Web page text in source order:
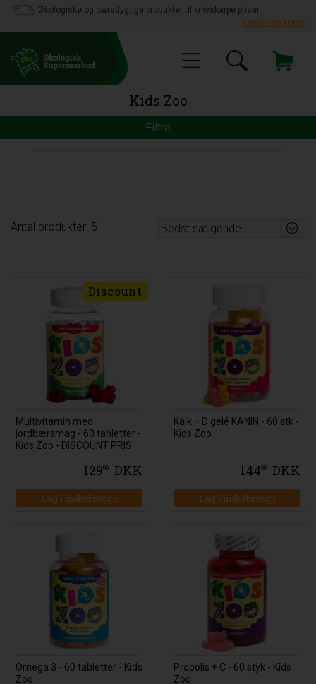
Økologiske og bæredygtige produkter til knivskarpe priser
Loyalitets konto
Kids Zoo
Filtre
Antal produkter: 5
Discount
Multivitamin med
jordbærsmag - 60 tabletter -
Kids Zoo - DISCOUNT PRIS
12900 DKK
Kalk + D gelé KANIN - 60 stk -
Kids Zoo
14400 DKK
Omega 3 - 60 tabletter - Kids
Zoo
Propolis + C - 60 styk - Kids
Zoo